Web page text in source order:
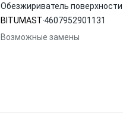
Обезжириватель
BITUMAST 4607952901131
Возможные замены